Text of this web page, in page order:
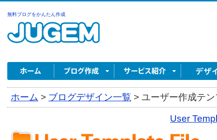
無料ブログをかんたん作成
ホーム > ブログデザイン一覧 > ユーザー作成テ
User